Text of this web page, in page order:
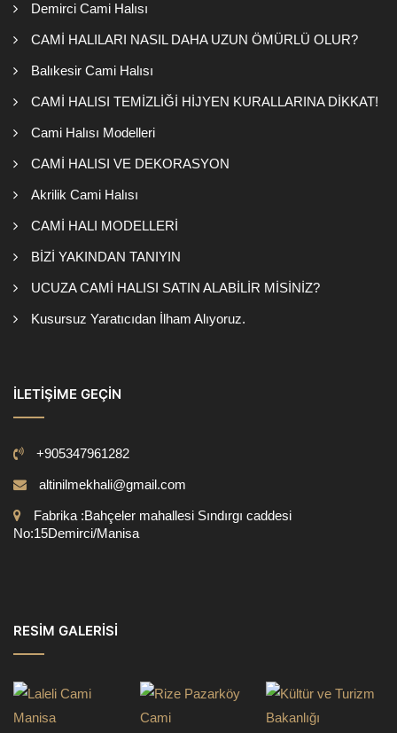
Demirci Cami Halısı
CAMİ HALILARI NASIL DAHA UZUN ÖMÜRLÜ OLUR?
Balıkesir Cami Halısı
CAMİ HALISI TEMİZLİĞİ HİJYEN KURALLARINA DİKKAT!
Cami Halısı Modelleri
CAMİ HALISI VE DEKORASYON
Akrilik Cami Halısı
CAMİ HALI MODELLERİ
BİZİ YAKINDAN TANIYIN
UCUZA CAMİ HALISI SATIN ALABİLİR MİSİNİZ?
Kusursuz Yaratıcıdan İlham Alıyoruz.
İLETIŞIME GEÇIN
+905347961282
altinilmekhali@gmail.com
Fabrika :Bahçeler mahallesi Sındırgı caddesi
No:15Demirci/Manisa
RESIM GALERISI